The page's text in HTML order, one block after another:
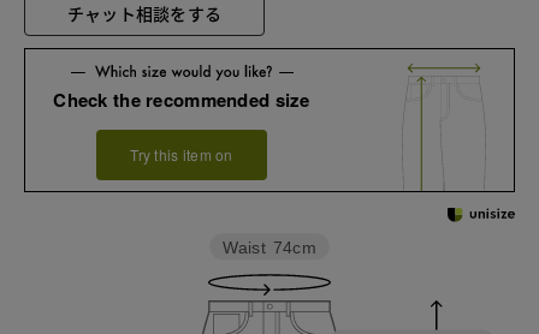
チャット相談をする
Check the recommended size
Try this item on
Waist 74cm